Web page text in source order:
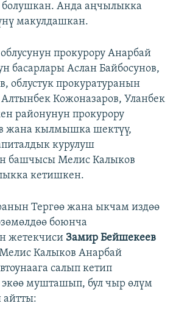
болушкан. Анда аңчылыкка
макулдашкан.
прокурору Анарбай
басарлары Аслан Байбосунов,
облустук прокуратуранын
Кожоназаров, Уланбек
районунун прокурору
жана кылмышка шектүү,
курулуш
башчысы Мелис Калыков
кетишкен.
Тергөө жана ыкчам издөө
боюнча
жетекчиси Замир Бейшекеев
Калыков Анарбай
салып кетип
мушташып, бул чыр өлүм
айтты: